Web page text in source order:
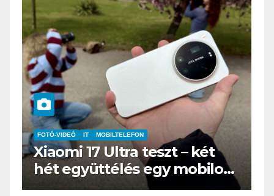
IT MŰSZAKI
BOOX Go 10.3 teszt – Amikor
az e-book olvasó felnő, és
öltönyt húz